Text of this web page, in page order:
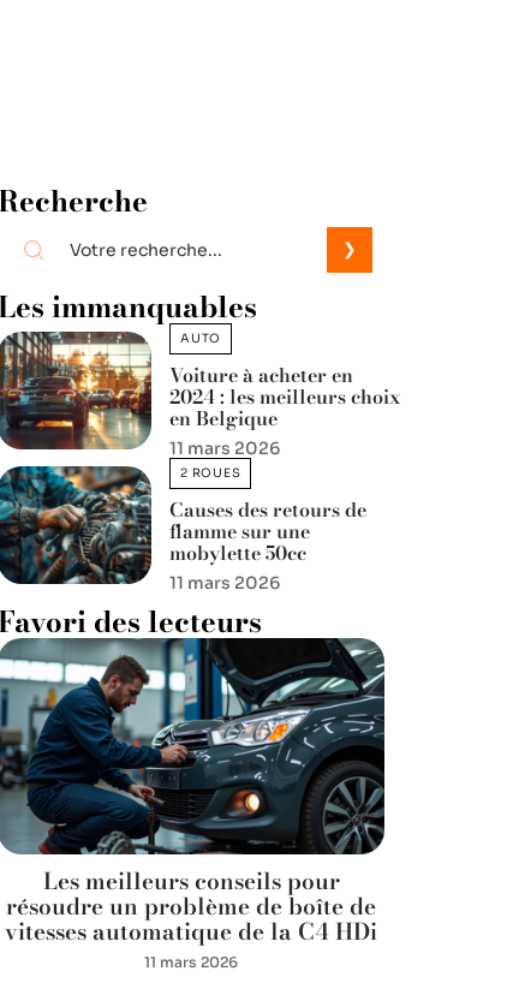
immanquables
AUTO
Voiture à acheter en
2024 : les meilleurs choix
en Belgique
11 mars 2026
2 ROUES
Causes des retours de
flamme sur une
mobylette 50cc
11 mars 2026
des lecteurs
Les meilleurs conseils pour
résoudre un problème de boîte de
vitesses automatique de la C4 HDi
11 mars 2026